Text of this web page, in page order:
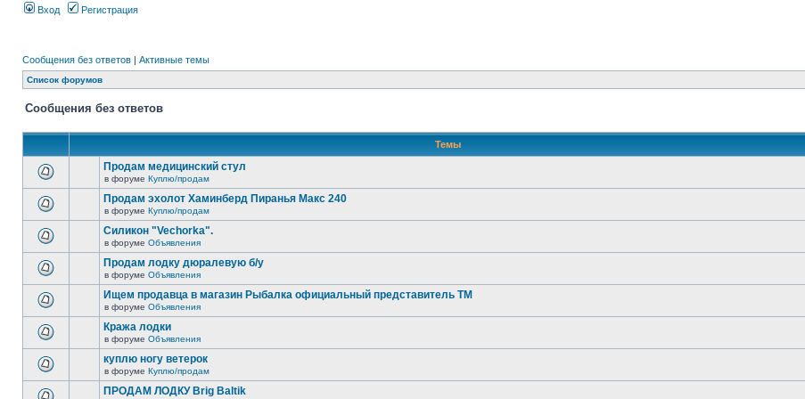
Вход Регистрация
Сообщения без ответов | Активные темы
Список форумов
Сообщения без ответов
Темы
Продам медицинский стул
в форуме Куплю/продам
Продам эхолот Хаминберд Пиранья Макс 240
в форуме Куплю/продам
Силикон "Vechorka".
в форуме Объявления
Продам лодку дюралевую б/у
в форуме Объявления
Ищем продавца в магазин Рыбалка официальный представитель ТМ
в форуме Объявления
Кража лодки
в форуме Объявления
куплю ногу ветерок
в форуме Куплю/продам
ПРОДАМ ЛОДКУ Brig Baltik